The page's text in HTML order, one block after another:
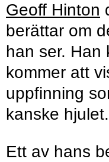
Geoff Hinton
berättar om
han ser. Han
kommer att
uppfinning
kanske hjulet.
Ett av hans